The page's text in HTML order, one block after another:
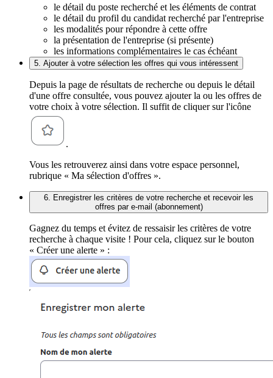
le détail du poste recherché et les éléments de contrat
le détail du profil du candidat recherché par l'entreprise
les modalités pour répondre à cette offre
la présentation de l'entreprise (si présente)
les informations complémentaires le cas échéant
5. Ajouter à votre sélection les offres qui vous intéressent
Depuis la page de résultats de recherche ou depuis le détail
d'une offre consultée, vous pouvez ajouter la ou les offres de
votre choix à votre sélection. Il suffit de cliquer sur l'icône
.
Vous les retrouverez ainsi dans votre espace personnel,
rubrique « Ma sélection d'offres ».
6. Enregistrer les critères de votre recherche et recevoir les
offres par e-mail (abonnement)
Gagnez du temps et évitez de ressaisir les critères de votre
recherche à chaque visite ! Pour cela, cliquez sur le bouton
« Créer une alerte » :